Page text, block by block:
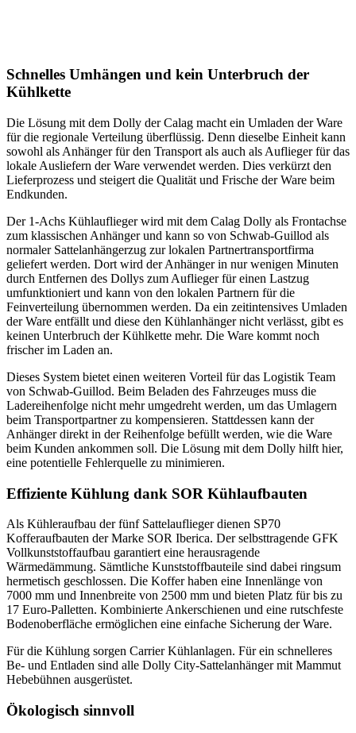
Schnelles Umhängen und kein Unterbruch der
Kühlkette
Die Lösung mit dem Dolly der Calag macht ein Umladen der Ware
für die regionale Verteilung überflüssig. Denn dieselbe Einheit kann
sowohl als Anhänger für den Transport als auch als Auflieger für das
lokale Ausliefern der Ware verwendet werden. Dies verkürzt den
Lieferprozess und steigert die Qualität und Frische der Ware beim
Endkunden.
Der 1-Achs Kühlauflieger wird mit dem Calag Dolly als Frontachse
zum klassischen Anhänger und kann so von Schwab-Guillod als
normaler Sattelanhängerzug zur lokalen Partnertransportfirma
geliefert werden. Dort wird der Anhänger in nur wenigen Minuten
durch Entfernen des Dollys zum Auflieger für einen Lastzug
umfunktioniert und kann von den lokalen Partnern für die
Feinverteilung übernommen werden. Da ein zeitintensives Umladen
der Ware entfällt und diese den Kühlanhänger nicht verlässt, gibt es
keinen Unterbruch der Kühlkette mehr. Die Ware kommt noch
frischer im Laden an.
Dieses System bietet einen weiteren Vorteil für das Logistik Team
von Schwab-Guillod. Beim Beladen des Fahrzeuges muss die
Ladereihenfolge nicht mehr umgedreht werden, um das Umlagern
beim Transportpartner zu kompensieren. Stattdessen kann der
Anhänger direkt in der Reihenfolge befüllt werden, wie die Ware
beim Kunden ankommen soll. Die Lösung mit dem Dolly hilft hier,
eine potentielle Fehlerquelle zu minimieren.
Effiziente Kühlung dank SOR Kühlaufbauten
Als Kühleraufbau der fünf Sattelauflieger dienen SP70
Kofferaufbauten der Marke SOR Iberica. Der selbsttragende GFK
Vollkunststoffaufbau garantiert eine herausragende
Wärmedämmung. Sämtliche Kunststoffbauteile sind dabei ringsum
hermetisch geschlossen. Die Koffer haben eine Innenlänge von
7000 mm und Innenbreite von 2500 mm und bieten Platz für bis zu
17 Euro-Palletten. Kombinierte Ankerschienen und eine rutschfeste
Bodenoberfläche ermöglichen eine einfache Sicherung der Ware.
Für die Kühlung sorgen Carrier Kühlanlagen. Für ein schnelleres
Be- und Entladen sind alle Dolly City-Sattelanhänger mit Mammut
Hebebühnen ausgerüstet.
Ökologisch sinnvoll